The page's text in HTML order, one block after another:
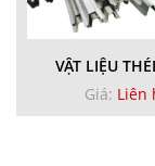
VẬT LIỆU
Giá: Liên